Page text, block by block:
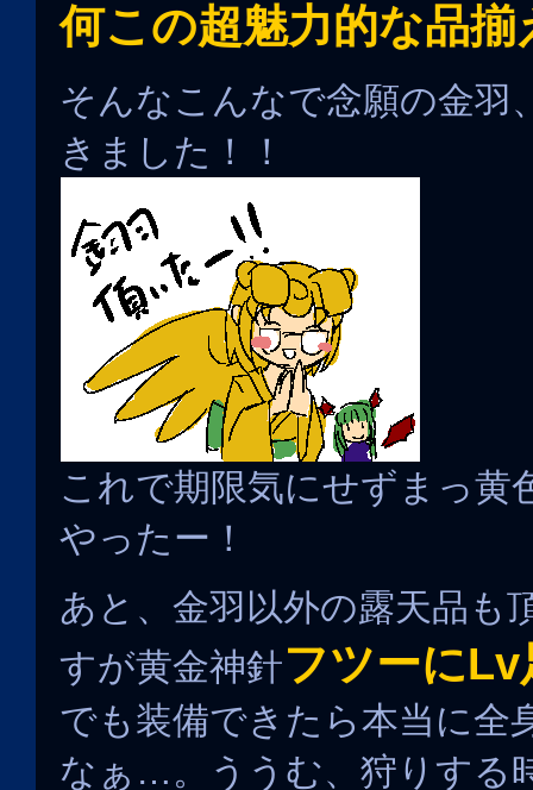
何この超魅力的な品揃
そんなこんなで念願の金羽
きました！！
これで期限気にせずまっ黄
やったー！
あと、金羽以外の露天品も
すが黄金神針フツーに
でも装備できたら本当に全
なぁ…。ううむ、狩りする